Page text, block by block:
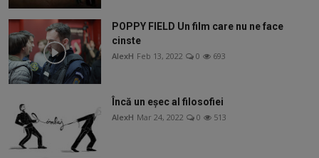
Muzica
Free Script
Ai RoadMap
AI
Podcast
POPPY FIELD Un film care nu ne face
cinste
AlexH Feb 13, 2022 0 693
Încă un eșec al filosofiei
AlexH Mar 24, 2022 0 513